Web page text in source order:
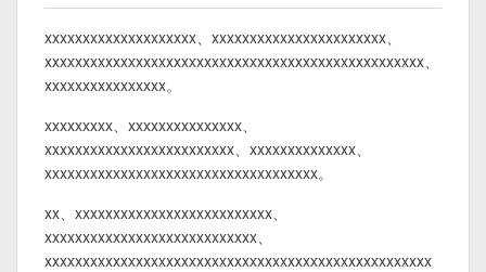
xxxxxxxxxxxxxxxxxxxx、xxxxxxxxxxxxxxxxxxxxxxx、
xxxxxxxxxxxxxxxxxxxxxxxxxxxxxxxxxxxxxxxxxxxxxxxxxx、
xxxxxxxxxxxxxxxx。
xxxxxxxxx、xxxxxxxxxxxxxxx、
xxxxxxxxxxxxxxxxxxxxxxxxx、xxxxxxxxxxxxxx、
xxxxxxxxxxxxxxxxxxxxxxxxxxxxxxxxxxxx。
xx、xxxxxxxxxxxxxxxxxxxxxxxxxx、
xxxxxxxxxxxxxxxxxxxxxxxxxxxx、
xxxxxxxxxxxxxxxxxxxxxxxxxxxxxxxxxxxxxxxxxxxxxxxxxxx